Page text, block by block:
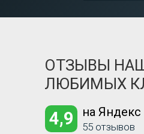
55 отзывов
на Яндекс
4,9
ОТЗЫВЫ
ЛЮБИМЫХ